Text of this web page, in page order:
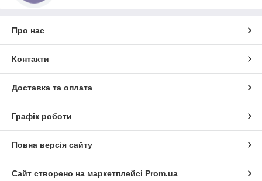
Про нас
Контакти
Доставка та оплата
Графік роботи
Повна версія сайту
Сайт створено на маркетплейсі Prom.ua